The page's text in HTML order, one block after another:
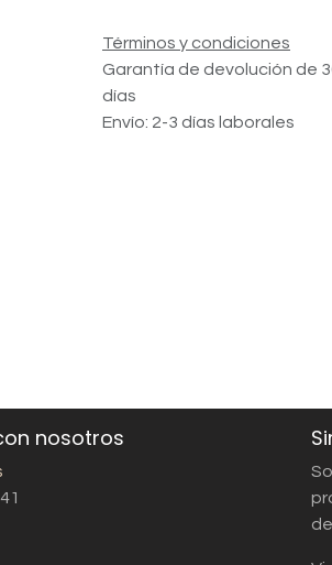
Términos y condiciones
Garantía de devolución de
días
Envío: 2-3 días laborales
nosotros